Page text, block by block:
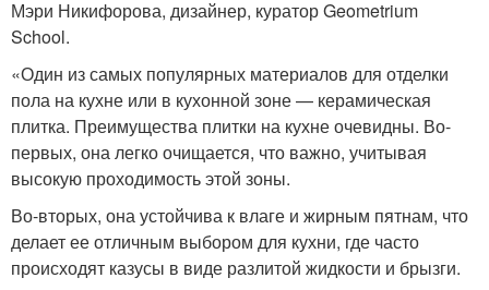
Мэри Никифорова, дизайнер, куратор Geometrium
School.
«Один из самых популярных материалов для отделки
пола на кухне или в кухонной зоне — керамическая
плитка. Преимущества плитки на кухне очевидны. Во-
первых, она легко очищается, что важно, учитывая
высокую проходимость этой зоны.
Во-вторых, она устойчива к влаге и жирным пятнам, что
делает ее отличным выбором для кухни, где часто
происходят казусы в виде разлитой жидкости и брызги.